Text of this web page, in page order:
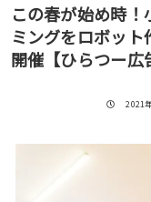
この春が始め時
ミングをロボッ
開催【ひらつー広
投稿日
2021